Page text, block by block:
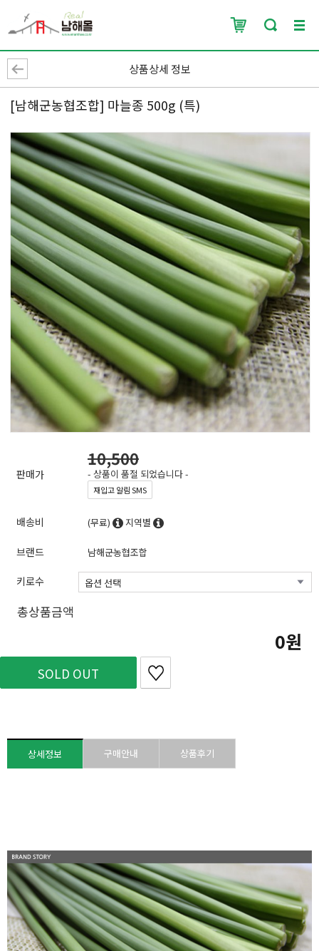
상품상세 정보
[남해군농협조합] 마늘종 500g (특)
판매가
10,500
- 상품이 품절 되었습니다 -
재입고 알림 SMS
배송비 (무료) 지역별
브랜드 남해군농협조합
키로수
총상품금액
0
SOLD OUT
상세정보 구매안내 상품후기